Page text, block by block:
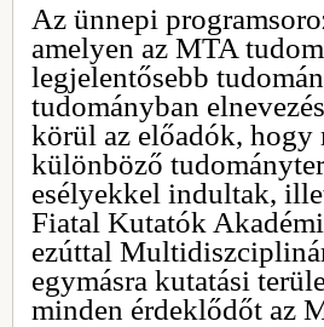
Az ünnepi
amelyen az MTA
legjelentősebb
tudományban
körül az előadók, hogy
különböző
esélyekkel indultak,
Fiatal Kutatók
ezúttal
egymásra kutatási
minden érdeklődőt az